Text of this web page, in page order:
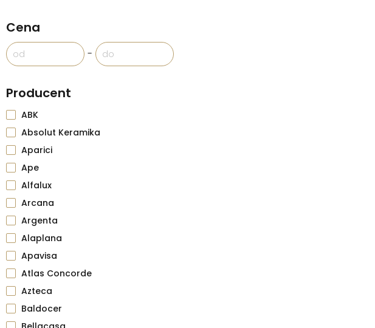
Cena
-
Producent
ABK
Absolut Keramika
Aparici
Ape
Alfalux
Arcana
Argenta
Alaplana
Apavisa
Atlas Concorde
Azteca
Baldocer